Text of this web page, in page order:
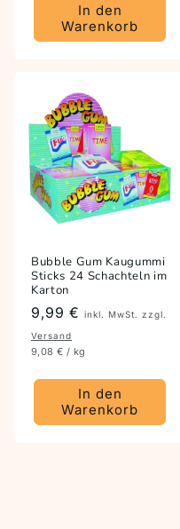
In den
Warenkorb
Bubble Gum Kaugummi
Sticks 24 Schachteln im
Karton
Preis
9,99 € inkl. MwSt. zzgl.
Versand
9,08 € / kg
In den
Warenkorb